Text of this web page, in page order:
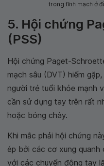
trong tĩnh mạch ở
5. Hội chứng
(PSS)
Hội chứng Paget-
mạch sâu (DVT) hiếm
người trẻ tuổi khỏe mạnh
cần sử dụng tay trên rất
hoặc bóng chày.
Khi mắc phải hội chứng
ép bởi các cơ xung
với các chuyển động tay